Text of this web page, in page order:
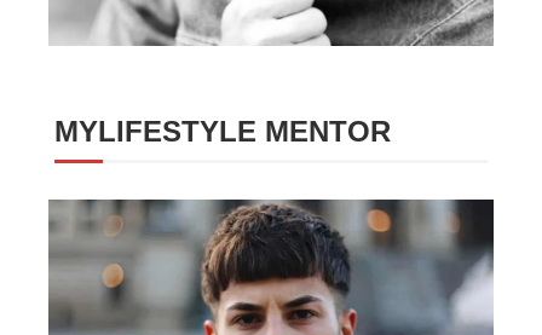
MYLIFESTYLE MENTOR